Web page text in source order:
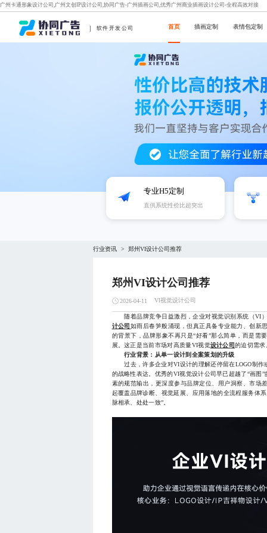
广州卡通形象设计公司,广州文创IP设计公司,协同广告-广州插画公司,优秀广州商业插画设计公司-全程高效对接
软件开发公司 首页 插画定制 表情包定制
专业H5定制
直供系统性价比超突出
行业资讯 > 郑州VI设计公司推荐
郑州VI设计公司推荐
2026-04-11 VI视觉设计公司
随着品牌竞争日益激烈，企业对视觉识别系统（VI
计公司 如雨后春笋般涌现，但真正具备专业能力、创新
的背景下，品牌形象不再只是“好看”那么简单，而是需
展。这正是当前市场对高质量VI视觉设计公司的迫切需求
行业背景：从单一设计到全案策划的升级
过去，许多企业对VI设计的理解还停留在LOGO制作
的战略性表达。优秀的VI视觉设计公司早已超越了“画图
素的规范输出，更深度参与品牌定位、用户洞察、市场
起覆盖品牌诊断、视觉延展、应用落地的全流程服务体
脉相承、处处一致”。